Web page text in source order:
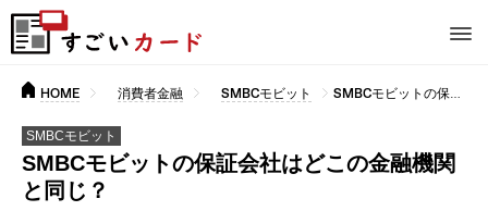
HOME 消費者金融 SMBCモビット SMBCモビットの保証会社はどこの金融機関と同じ？
SMBCモビット
SMBCモビットの保証会社はどこの金融機関
と同じ？